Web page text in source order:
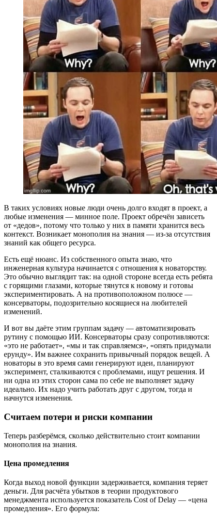
В таких условиях новые люди очень долго входят в проект, а
любые изменения — минное поле. Проект обречён зависеть
от «дедов», потому что только у них в памяти хранится весь
контекст. Возникает монополия на знания — из-за отсутствия
знаний как общего ресурса.
Есть ещё нюанс. Из собственного опыта знаю, что
инженерная культура начинается с отношения к новаторству.
Это обычно выглядит так: на одной стороне всегда есть ребята
с горящими глазами, которые тянутся к новому и готовы
экспериментировать. А на противоположном полюсе —
консерваторы, подозрительно косящиеся на любителей
изменений.
И вот вы даёте этим группам задачу — автоматизировать
рутину с помощью ИИ. Консерваторы сразу сопротивляются:
«это не работает», «мы и так справляемся», «опять придумали
ерунду». Им важнее сохранить привычный порядок вещей. А
новаторы в это время сами генерируют идеи, планируют
эксперимент, сталкиваются с проблемами, ищут решения. И
ни одна из этих сторон сама по себе не выполняет задачу
идеально. Их надо учить работать друг с другом, тогда и
начнутся изменения.
Считаем потери и риски компании
Теперь разберёмся, сколько действительно стоит компании
монополия на знания.
Цена промедления
Когда выход новой функции задерживается, компания теряет
деньги. Для расчёта убытков в теории продуктового
менеджмента используется показатель Cost of Delay — «цена
промедления». Его формула: